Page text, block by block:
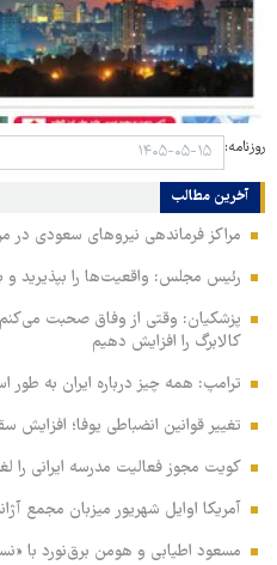
روزنامه:
آخرین مطالب
مراکز فرماندهی نیروهای سعودی در
رئیس مجلس: واقعیت‌ها را بپذیرید و
پزشکیان: وقتی از وفاق صحبت
کالابرگ را افزایش دهیم
ترامپ: همه چیز درباره ایران به
تغییر قوانین انضباطی یوفا؛
کویت مجوز فعالیت مدرسه ایرانی را
آمریکا اوایل شهریور میزبان مجمع
مسعود اطیابی و هومن برق‌نورد با